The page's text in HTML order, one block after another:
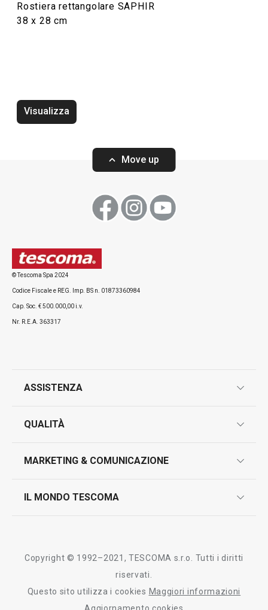
Rostiera rettangolare SAPHIR
38 x 28 cm
Visualizza
Move up
© Tescoma Spa 2024
Codice Fiscale e REG. Imp. BS n. 01873360984
Cap. Soc. € 500.000,00 i.v.
Nr. R.E.A. 363317
ASSISTENZA
contatti
QUALITÀ
test sui prodotti
MARKETING & COMUNICAZIONE
IL MONDO TESCOMA
Tescoma nel mondo
Copyright © 1992–2021, TESCOMA s.r.o. Tutti i diritti
riservati.
Questo sito utilizza i cookies Maggiori informazioni